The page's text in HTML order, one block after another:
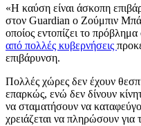
«Η καύση είναι άσκοπη
στον Guardian ο Ζούμπιν
οποίος εντοπίζει το πρόβλημα
από πολλές κυβερνήσεις
επιβάρυνση.
Πολλές χώρες δεν έχουν
επαρκώς, ενώ δεν δίνουν
να σταματήσουν να
χρειάζεται να πληρώσουν